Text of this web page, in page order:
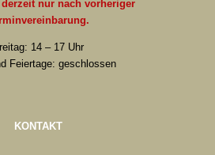
nur nach vorheriger
14 – 17 Uhr
Feiertage: geschlossen
KONTAKT